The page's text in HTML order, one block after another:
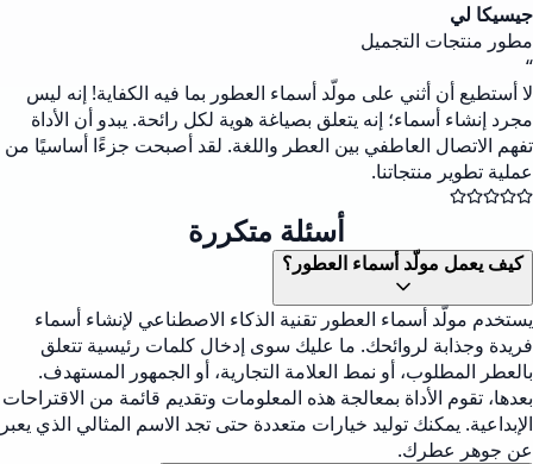
جيسيكا لي
مطور منتجات التجميل
“
لا أستطيع أن أثني على مولّد أسماء العطور بما فيه الكفاية! إنه ليس
مجرد إنشاء أسماء؛ إنه يتعلق بصياغة هوية لكل رائحة. يبدو أن الأداة
تفهم الاتصال العاطفي بين العطر واللغة. لقد أصبحت جزءًا أساسيًا من
عملية تطوير منتجاتنا.
أسئلة متكررة
كيف يعمل مولّد أسماء العطور؟
يستخدم مولّد أسماء العطور تقنية الذكاء الاصطناعي لإنشاء أسماء
فريدة وجذابة لروائحك. ما عليك سوى إدخال كلمات رئيسية تتعلق
بالعطر المطلوب، أو نمط العلامة التجارية، أو الجمهور المستهدف.
بعدها، تقوم الأداة بمعالجة هذه المعلومات وتقديم قائمة من الاقتراحات
الإبداعية. يمكنك توليد خيارات متعددة حتى تجد الاسم المثالي الذي يعبر
عن جوهر عطرك.